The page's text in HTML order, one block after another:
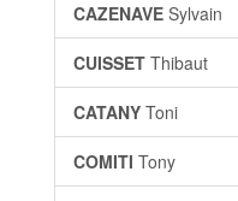
CAZENAVE Sylvain
CUISSET Thibaut
CATANY Toni
COMITI Tony